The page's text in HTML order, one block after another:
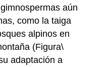
aún
como la taiga
alpinos en
(Figura\
adaptación a